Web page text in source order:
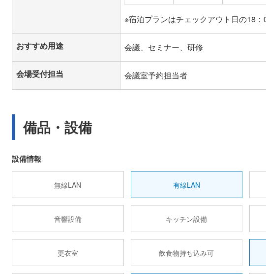
おすすめ用途 会議、セミナー、研修
会場受付担当 会議室予約担当者
備品・設備
設備情報
無線LAN 有線LAN
音響設備 キッチン設備
更衣室 飲食物持ち込み可